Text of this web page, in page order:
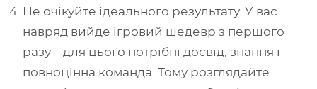
Не очікуйте ідеального результату. У вас
навряд вийде ігровий шедевр з першого
разу – для цього потрібні досвід, знання і
повноцінна команда. Тому розглядайте